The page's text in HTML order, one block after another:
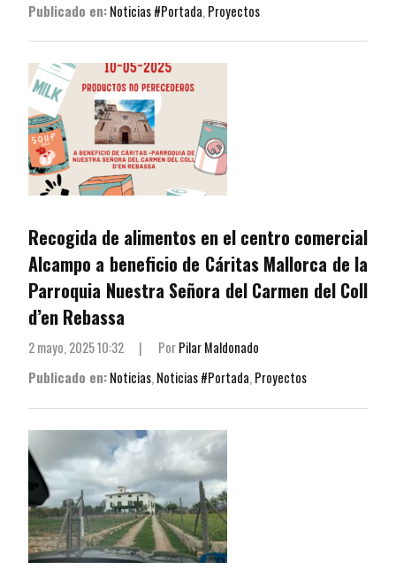
Publicado en:Noticias #Portada,Proyectos
Recogida de alimentos en el centro comercial
Alcampo a beneficio de Cáritas Mallorca de la
Parroquia Nuestra Señora del Carmen del Coll
d’en Rebassa
2 mayo, 2025 10:32 | PorPilar Maldonado
Publicado en:Noticias,Noticias #Portada,Proyectos